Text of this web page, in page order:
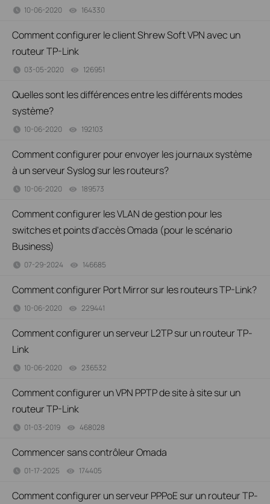
10-06-2020 164330
Comment configurer le client Shrew Soft VPN avec un
routeur TP-Link
03-05-2020 126951
Quelles sont les différences entre les différents modes
système?
10-06-2020 192103
Comment configurer pour envoyer les journaux système
à un serveur Syslog sur les routeurs?
10-06-2020 189573
Comment configurer les VLAN de gestion pour les
switches et points d'accès Omada (pour le scénario
Business)
07-29-2024 146685
Comment configurer Port Mirror sur les routeurs TP-Link?
10-06-2020 229441
Comment configurer un serveur L2TP sur un routeur TP-
Link
10-06-2020 236532
Comment configurer un VPN PPTP de site à site sur un
routeur TP-Link
01-03-2019 468028
Commencer sans contrôleur Omada
01-17-2025 174405
Comment configurer un serveur PPPoE sur un routeur TP-